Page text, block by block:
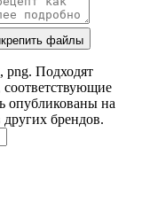
файлы
png. Подходят
на
других брендов.